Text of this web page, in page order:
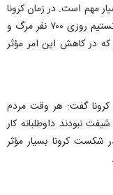
مهم است. در زمان کرونا
اگر پیشرفت‌های علمی واکسن کرونا نبود نمی توانستیم روزی ۷۰۰ نفر مرگ و
در کاهش این امر مؤثر
گفت: هر وقت مردم
نبودند داوطلبانه کار
شکست کرونا بسیار مؤثر